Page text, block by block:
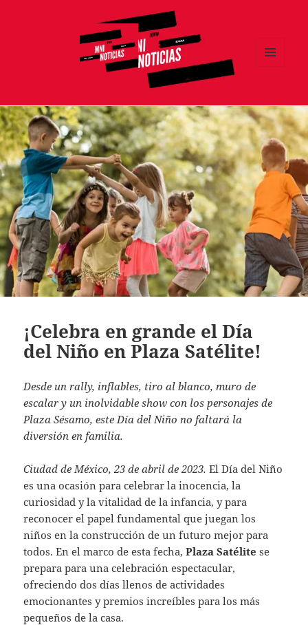
¡Celebra en grande el Día
del Niño en Plaza Satélite!
Desde un rally, inflables, tiro al blanco, muro de
escalar y un inolvidable show con los personajes de
Plaza Sésamo, este Día del Niño no faltará la
diversión en familia.
Ciudad de México, 23 de abril de 2023.El Día del Niño
es una ocasión para celebrar la inocencia, la
curiosidad y la vitalidad de la infancia, y para
reconocer el papel fundamental que juegan los
niños en la construcción de un futuro mejor para
todos. En el marco de esta fecha,Plaza Satélite se
prepara para una celebración espectacular,
ofreciendo dos días llenos de actividades
emocionantes y premios increíbles para los más
pequeños de la casa.